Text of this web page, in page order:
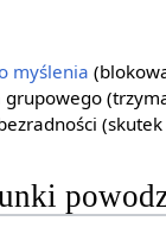
myślenia
grupowego